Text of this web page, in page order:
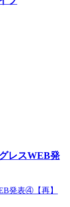
発表④【再】